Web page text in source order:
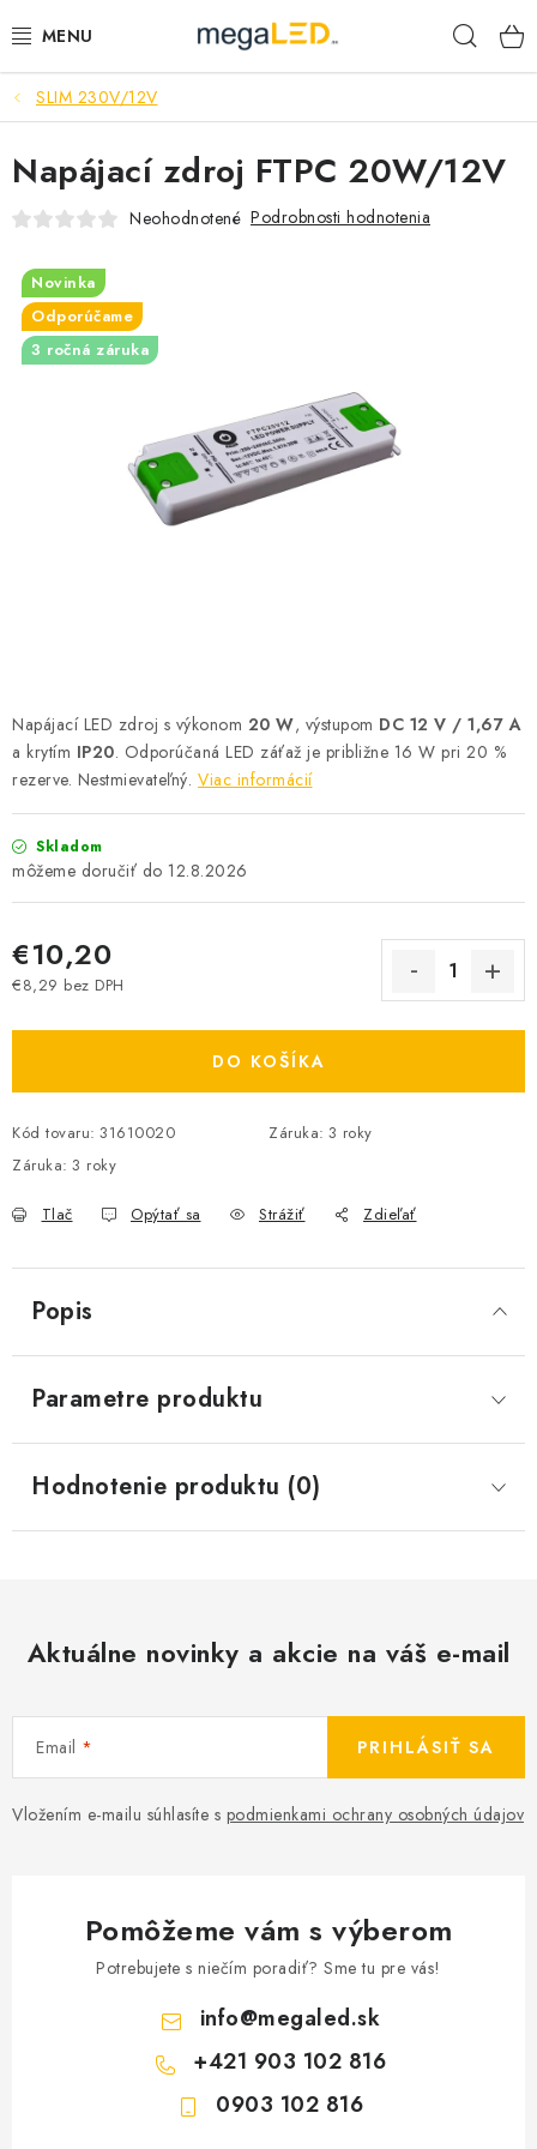
na
PRIEMYSEL
SVIETIDLÁ
ŽIAROVKY A TRUBICE
PRACOVNÉ SVIETIDLÁ
ELEKTROMATERIÁL
SAMSUNG SVIETIDLÁ
OBCHODNÉ PODMIENKY
KONTAKTY
O NÁS - MEGALED & JANTON ZÁKAMENNÉ
Obchodné podmienky
O nás - MEGALED & JANTON Zákamenné
Zľavy pre profíkov
Hodnotenie obchodu Moja objednávka
SLIM 230V/12V
Napájací LED zdroj s výkonom 20 W, výstupom DC 12 V / 1,67 A
a krytím IP20. Odporúčaná LED záťaž je približne 16 W pri 20 %
rezerve. Nestmievateľný. Viac informácií
Skladom
12.8.2026
€10,20
€8,29 bez DPH
DO KOŠÍKA
Kód tovaru: 31610020 Záruka: 3 roky
Záruka: 3 roky
Tlač Opýtať sa Strážiť Zdieľať
Napájací zdroj FTPC 20W/12V
Neohodnotené Podrobnosti hodnotenia
Novinka
Odporúčame
3 ročná záruka
Popis
Parametre produktu
Hodnotenie produktu (0)
Aktuálne novinky a akcie na váš e-mail
Email
Vložením e-mailu súhlasíte s podmienkami ochrany osobných údajov
PRIHLÁSIŤ SA
Pomôžeme vám s výberom
Potrebujete s niečím poradiť? Sme tu pre vás!
info@megaled.sk
+421 903 102 816
0903 102 816